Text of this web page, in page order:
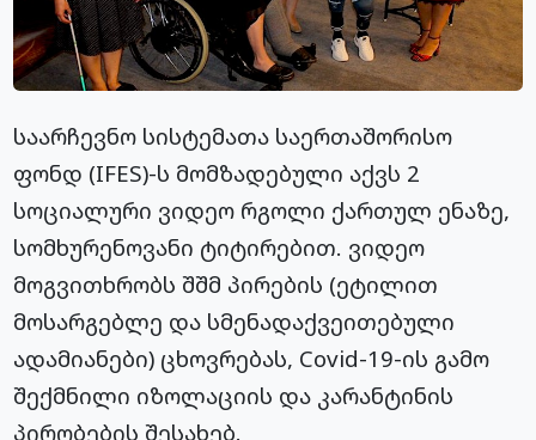
საარჩევნო სისტემათა საერთაშორისო
ფონდ (IFES)-ს მომზადებული აქვს 2
სოციალური ვიდეო რგოლი ქართულ ენაზე,
სომხურენოვანი ტიტირებით. ვიდეო
მოგვითხრობს შშმ პირების (ეტილით
მოსარგებლე და სმენადაქვეითებული
ადამიანები) ცხოვრებას, Covid-19-ის გამო
შექმნილი იზოლაციის და კარანტინის
პირობების შესახებ.